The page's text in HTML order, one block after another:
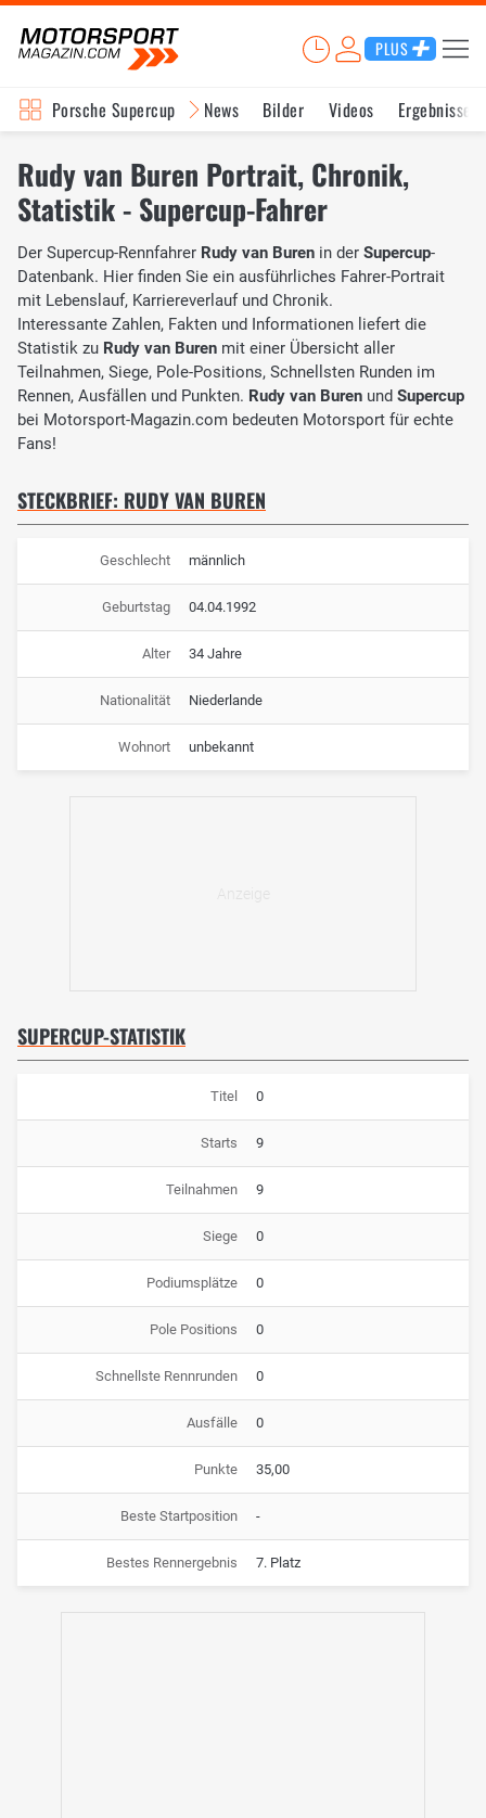
PLUS
Porsche Supercup News Bilder Videos Ergebnisse
Rudy van Buren Portrait, Chronik,
Statistik - Supercup-Fahrer
Der Supercup-Rennfahrer Rudy van Buren in der Supercup-
Datenbank. Hier finden Sie ein ausführliches Fahrer-Portrait
mit Lebenslauf, Karriereverlauf und Chronik.
Interessante Zahlen, Fakten und Informationen liefert die
Statistik zu Rudy van Buren mit einer Übersicht aller
Teilnahmen, Siege, Pole-Positions, Schnellsten Runden im
Rennen, Ausfällen und Punkten. Rudy van Buren und Supercup
bei Motorsport-Magazin.com bedeuten Motorsport für echte
Fans!
STECKBRIEF: RUDY VAN BUREN
Geschlecht männlich
Geburtstag 04.04.1992
Alter 34 Jahre
Nationalität Niederlande
Wohnort unbekannt
SUPERCUP-STATISTIK
Titel 0
Starts 9
Teilnahmen 9
Siege 0
Podiumsplätze 0
Pole Positions 0
Schnellste Rennrunden 0
Ausfälle 0
Punkte 35,00
Beste Startposition -
Bestes Rennergebnis 7. Platz